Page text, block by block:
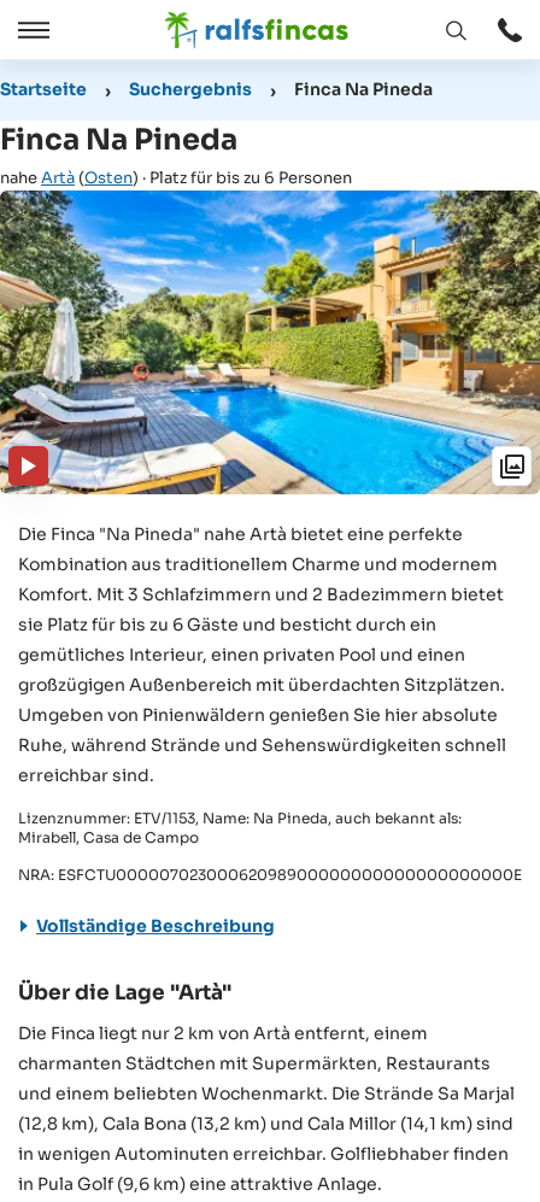
Öffnen
Schließen
Fenster
Startseite Suchergebnis Finca Na Pineda
Finca Na Pineda
naheArtà (Osten) · Platz für bis zu 6 Personen
Die Finca "Na Pineda" nahe Artà bietet eine perfekte
Kombination aus traditionellem Charme und modernem
Komfort. Mit 3 Schlafzimmern und 2 Badezimmern bietet
sie Platz für bis zu 6 Gäste und besticht durch ein
gemütliches Interieur, einen privaten Pool und einen
großzügigen Außenbereich mit überdachten Sitzplätzen.
Umgeben von Pinienwäldern genießen Sie hier absolute
Ruhe, während Strände und Sehenswürdigkeiten schnell
erreichbar sind.
Lizenznummer: ETV/1153, Name: Na Pineda, auch bekannt als:
Mirabell, Casa de Campo
NRA:
Vollständige Beschreibung
Über die Lage "Artà"
Die Finca liegt nur 2 km von Artà entfernt, einem
charmanten Städtchen mit Supermärkten, Restaurants
und einem beliebten Wochenmarkt. Die Strände Sa Marjal
(12,8 km), Cala Bona (13,2 km) und Cala Millor (14,1 km) sind
in wenigen Autominuten erreichbar. Golfliebhaber finden
in Pula Golf (9,6 km) eine attraktive Anlage.